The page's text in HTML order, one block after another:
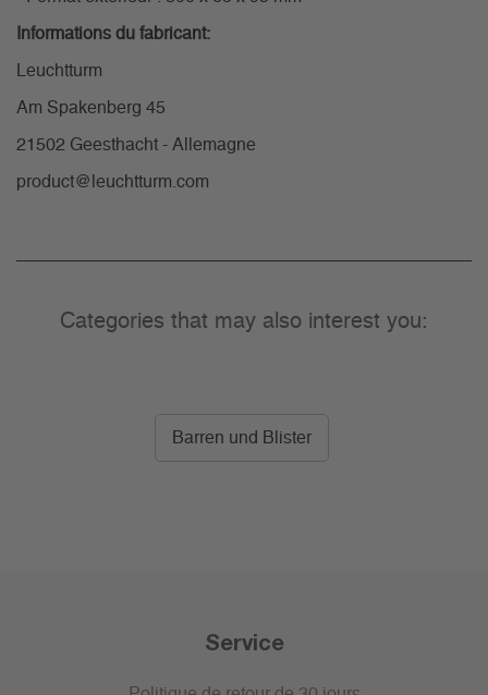
Informations du fabricant:
Leuchtturm
Am Spakenberg 45
21502 Geesthacht - Allemagne
product@leuchtturm.com
Categories that may also interest you:
Barren und Blister
Service